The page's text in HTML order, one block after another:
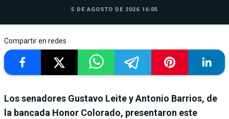
5 DE AGOSTO DE 2026 16:05
Compartir en redes
Los senadores Gustavo Leite y Antonio Barrios, de
la bancada Honor Colorado, presentaron este